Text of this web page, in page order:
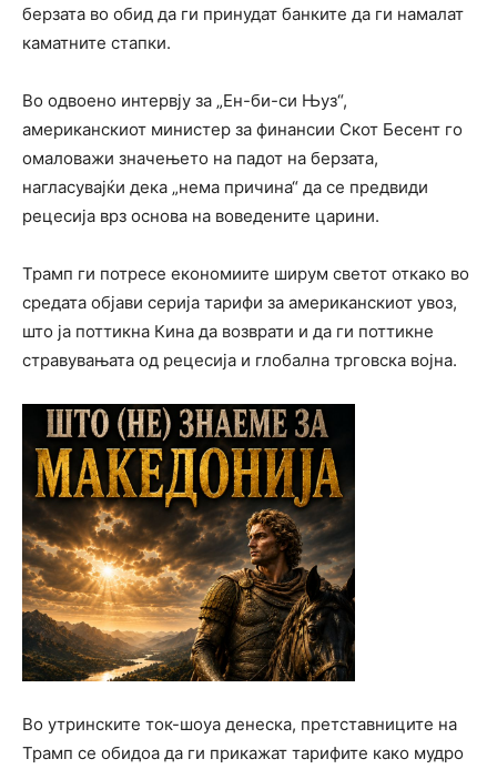
берзата во обид да ги принудат банките да ги намалат
каматните стапки.
Во одвоено интервју за „Ен-би-си Њуз“,
американскиот министер за финансии Скот Бесент го
омаловажи значењето на падот на берзата,
нагласувајќи дека „нема причина“ да се предвиди
рецесија врз основа на воведените царини.
Трамп ги потресе економиите ширум светот откако во
средата објави серија тарифи за американскиот увоз,
што ја поттикна Кина да возврати и да ги поттикне
стравувањата од рецесија и глобална трговска војна.
Во утринските ток-шоуа денеска, претставниците на
Трамп се обидоа да ги прикажат тарифите како мудро